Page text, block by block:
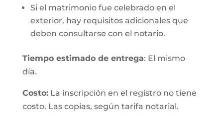
Si el matrimonio fue celebrado en el
exterior, hay requisitos adicionales que
deben consultarse con el notario.
Tiempo estimado de entrega: El mismo
día.
Costo:La inscripción en el registro no tiene
costo. Las copias, según tarifa notarial.